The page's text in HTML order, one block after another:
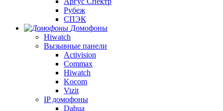
Рубеж
СПЭК
Домофоны
Hiwatch
Вызывные панели
Activision
Commax
Hiwatch
Kocom
Vizit
IP домофоны
Dahua